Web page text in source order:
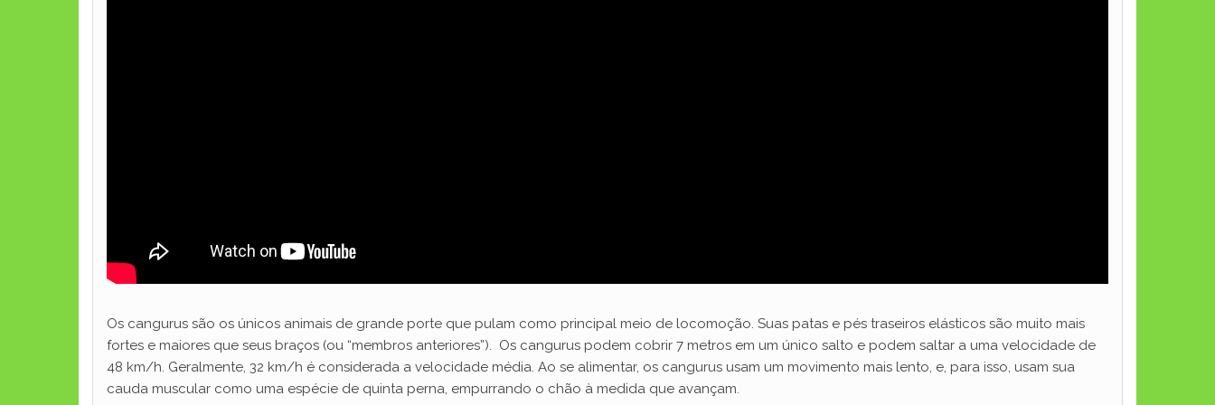
Os cangurus são os únicos animais de grande porte que pulam como principal meio de locomoção. Suas patas e pés traseiros elásticos são muito mais
fortes e maiores que seus braços (ou “membros anteriores”). Os cangurus podem cobrir 7 metros em um único salto e podem saltar a uma velocidade de
48 km/h. Geralmente, 32 km/h é considerada a velocidade média. Ao se alimentar, os cangurus usam um movimento mais lento, e, para isso, usam sua
cauda muscular como uma espécie de quinta perna, empurrando o chão à medida que avançam.